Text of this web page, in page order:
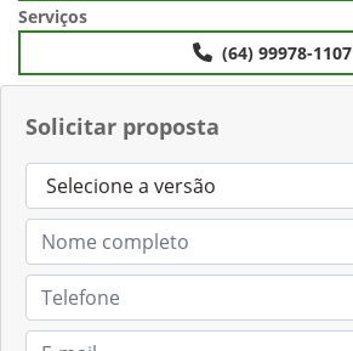
Solicitar proposta
Serviços
(64) 99978-1107